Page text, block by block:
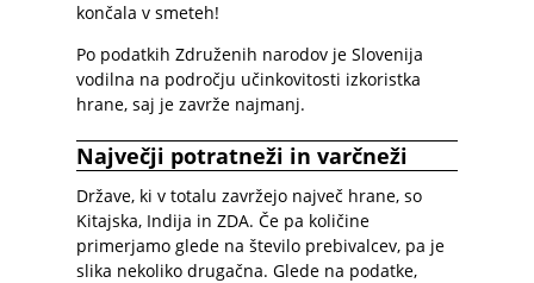
končala v smeteh!
Po podatkih Združenih narodov je Slovenija
vodilna na področju učinkovitosti izkoristka
hrane, saj je zavrže najmanj.
Največji potratneži in varčneži
Države, ki v totalu zavržejo največ hrane, so
Kitajska, Indija in ZDA. Če pa količine
primerjamo glede na število prebivalcev, pa je
slika nekoliko drugačna. Glede na podatke,